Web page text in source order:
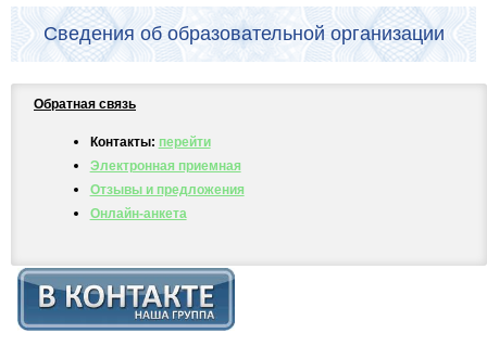
Сведения об образовательной организации
Обратная связь
Контакты: перейти
Электронная приемная
Отзывы и предложения
Онлайн-анкета